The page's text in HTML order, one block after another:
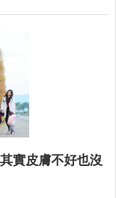
實皮膚不好也沒